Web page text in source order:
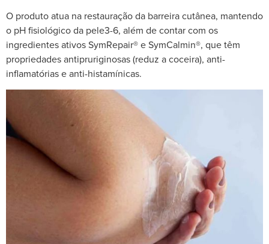
O produto atua na restauração da barreira cutânea, mantendo
o pH fisiológico da pele3-6, além de contar com os
ingredientes ativos SymRepair® e SymCalmin®, que têm
propriedades antipruriginosas (reduz a coceira), anti-
inflamatórias e anti-histamínicas.